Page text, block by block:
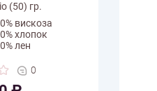
(50) гр.
вискоза
хлопок
лен
0